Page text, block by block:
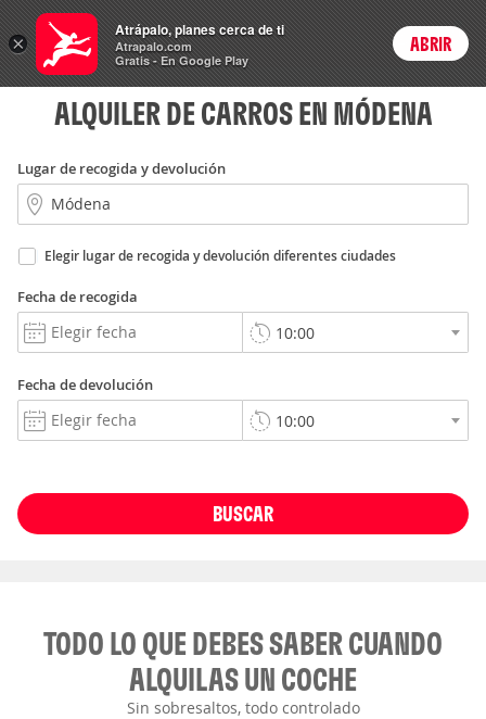
Rent
a Car Login
ALQUILER DE CARROS EN MÓDENA
Lugar de recogida y devolución
Elegir lugar de recogida y devolución diferentes ciudades
Fecha de recogida
Fecha de devolución
BUSCAR
TODO LO QUE DEBES SABER CUANDO
ALQUILAS UN COCHE
Sin sobresaltos, todo controlado
×
Atrápalo, planes cerca de ti
Atrapalo.com
Gratis - En Google Play
ABRIR